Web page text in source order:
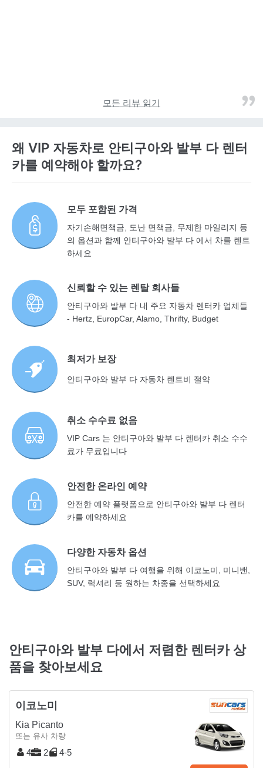
모든 리뷰 읽기
왜 VIP 자동차로 안티구아와 발부 다 렌터
카를 예약해야 할까요?
모두 포함된 가격
자기손해면책금, 도난 면책금, 무제한 마일리지 등
의 옵션과 함께 안티구아와 발부 다 에서 차를 렌트
하세요
신뢰할 수 있는 렌탈 회사들
안티구아와 발부 다 내 주요 자동차 렌터카 업체들
- Hertz, EuropCar, Alamo, Thrifty, Budget
최저가 보장
안티구아와 발부 다 자동차 렌트비 절약
취소 수수료 없음
VIP Cars 는 안티구아와 발부 다 렌터카 취소 수수
료가 무료입니다
안전한 온라인 예약
안전한 예약 플랫폼으로 안티구아와 발부 다 렌터
카를 예약하세요
다양한 자동차 옵션
안티구아와 발부 다 여행을 위해 이코노미, 미니밴,
SUV, 럭셔리 등 원하는 차종을 선택하세요
안티구아와 발부 다에서 저렴한 렌터카 상
품을 찾아보세요
이코노미
Kia Picanto
또는 유사 차량
4 2 4-5